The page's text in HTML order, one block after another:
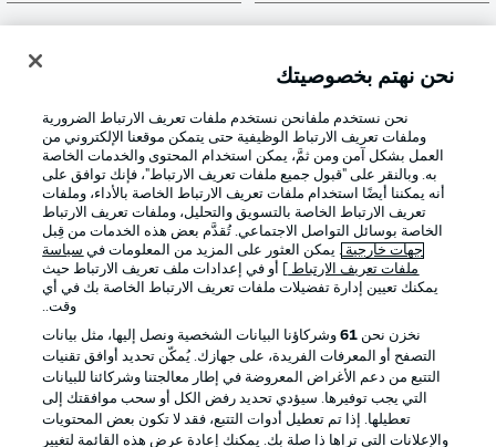
تسجيل الدخول
Football as it's meant to be
تطبيق الدوري الألماني
نحن نهتم بخصوصيتك
نحن نستخدم ملفانحن نستخدم ملفات تعريف الارتباط الضرورية
وملفات تعريف الارتباط الوظيفية حتى يتمكن موقعنا الإلكتروني من
العمل بشكل آمن ومن ثمَّ، يمكن استخدام المحتوى والخدمات الخاصة
به. وبالنقر على "قبول جميع ملفات تعريف الارتباط"، فإنك توافق على
أنه يمكننا أيضًا استخدام ملفات تعريف الارتباط الخاصة بالأداء، وملفات
تعريف الارتباط الخاصة بالتسويق والتحليل، وملفات تعريف الارتباط
الخاصة بوسائل التواصل الاجتماعي. تُقدَّم بعض هذه الخدمات من قِبل
جهات خارجية . يمكن العثور على المزيد من المعلومات في سياسة
ملفات تعريف الارتباط
] أو في إعدادات ملف تعريف الارتباط حيث
يمكنك تعيين إدارة تفضيلات ملفات تعريف الارتباط الخاصة بك في أي
وقت..
نخزن نحن 61وشركاؤنا البيانات الشخصية ونصل إليها، مثل بيانات
التصفح أو المعرفات الفريدة، على جهازك. يُمكّن تحديد أوافق تقنيات
التتبع من دعم الأغراض المعروضة في إطار معالجتنا وشركائنا للبيانات
التي يجب توفيرها. سيؤدي تحديد رفض الكل أو سحب موافقتك إلى
تعطيلها. إذا تم تعطيل أدوات التتبع، فقد لا تكون بعض المحتويات
والإعلانات التي تراها ذا صلة بك. يمكنك إعادة عرض هذه القائمة لتغيير